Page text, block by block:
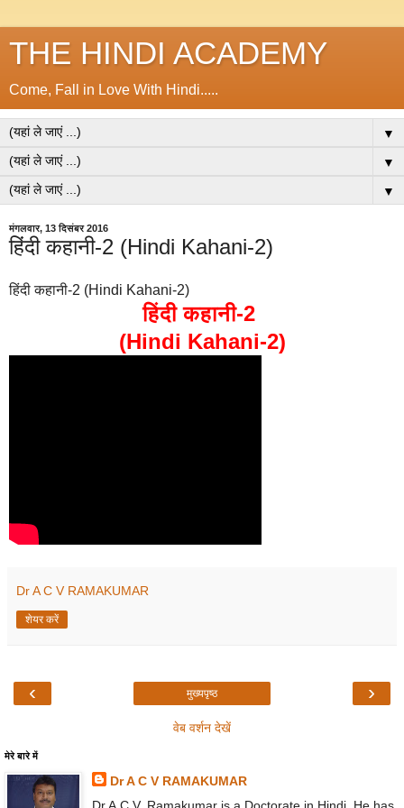
THE HINDI ACADEMY
Come, Fall in Love With Hindi.....
▼
▼
▼
मंगलवार, 13 दिसंबर 2016
हिंदी कहानी-2 (Hindi Kahani-2)
हिंदी कहानी-2 (Hindi Kahani-2)
हिंदी कहानी-2
(Hindi Kahani-2)
Dr A C V RAMAKUMAR
शेयर करें
‹ ›
मुख्यपृष्ठ
वेब वर्शन देखें
मेरे बारे में
Dr A C V RAMAKUMAR